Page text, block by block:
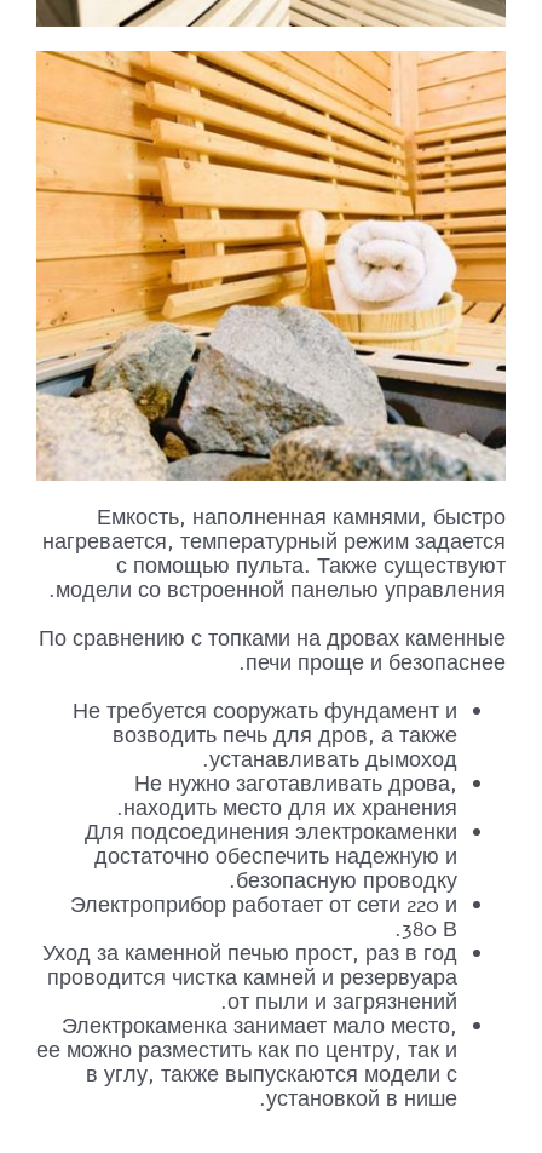
Емкость, наполненная камнями, быстро
нагревается, температурный режим задается
с помощью пульта. Также существуют
модели со встроенной панелью управления.
По сравнению с топками на дровах каменные
печи проще и безопаснее.
Не требуется сооружать фундамент и
возводить печь для дров, а также
устанавливать дымоход.
Не нужно заготавливать дрова,
находить место для их хранения.
Для подсоединения электрокаменки
достаточно обеспечить надежную и
безопасную проводку.
Электроприбор работает от сети 220 и
380 В.
Уход за каменной печью прост, раз в год
проводится чистка камней и резервуара
от пыли и загрязнений.
Электрокаменка занимает мало место,
ее можно разместить как по центру, так и
в углу, также выпускаются модели с
установкой в нише.